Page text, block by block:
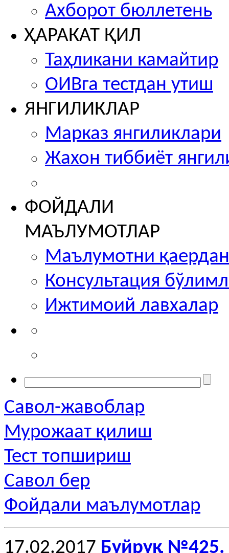
Ахборот бюллетень
ҲАРАКАТ ҚИЛ
Таҳликани камайтир
ОИВга тестдан утиш
ЯНГИЛИКЛАР
Марказ янгиликлари
Жахон тиббиёт
ФОЙДАЛИ
МАЪЛУМОТЛАР
Маълумотни
Консультация
Ижтимоий лавхалар
Савол-жавоблар
Мурожаат қилиш
Тест топшириш
Савол бер
Фойдали маълумотлар
17.02.2017 Буйруқ №425.